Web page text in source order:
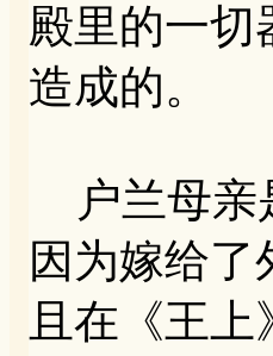
殿里的一切
造成的。
户兰母亲
因为嫁给
且在《王